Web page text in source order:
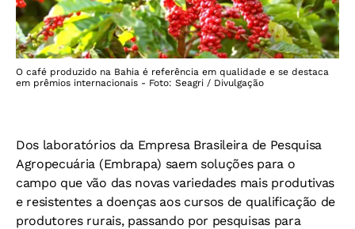
O café produzido na Bahia é referência em qualidade e se destaca
em prêmios internacionais - Foto: Seagri / Divulgação
Dos laboratórios da Empresa Brasileira de Pesquisa
Agropecuária (Embrapa) saem soluções para o
campo que vão das novas variedades mais produtivas
e resistentes a doenças aos cursos de qualificação de
produtores rurais, passando por pesquisas para